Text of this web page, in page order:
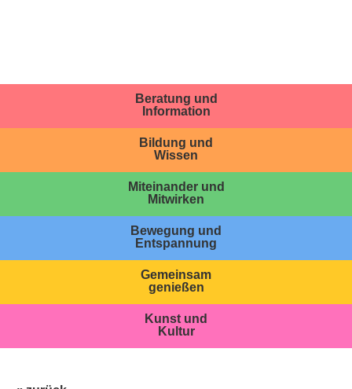
Beratung und
Information
Bildung und
Wissen
Miteinander und
Mitwirken
Bewegung und
Entspannung
Gemeinsam
genießen
Kunst und
Kultur